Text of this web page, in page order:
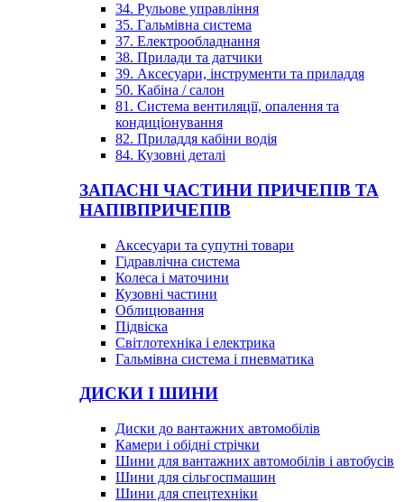
34. Рульове управління
35. Гальмівна система
37. Електрообладнання
38. Прилади та датчики
39. Аксесуари, інструменти та приладдя
50. Кабіна / салон
81. Система вентиляції, опалення та
кондиціонування
82. Приладдя кабіни водія
84. Кузовні деталі
ЗАПАСНІ ЧАСТИНИ ПРИЧЕПІВ ТА
НАПІВПРИЧЕПІВ
Аксесуари та супутні товари
Гідравлічна система
Колеса і маточини
Кузовні частини
Облицювання
Підвіска
Світлотехніка і електрика
Гальмівна система і пневматика
ДИСКИ І ШИНИ
Диски до вантажних автомобілів
Камери і обідні стрічки
Шини для вантажних автомобілів і автобусів
Шини для сільгоспмашин
Шини для спецтехніки